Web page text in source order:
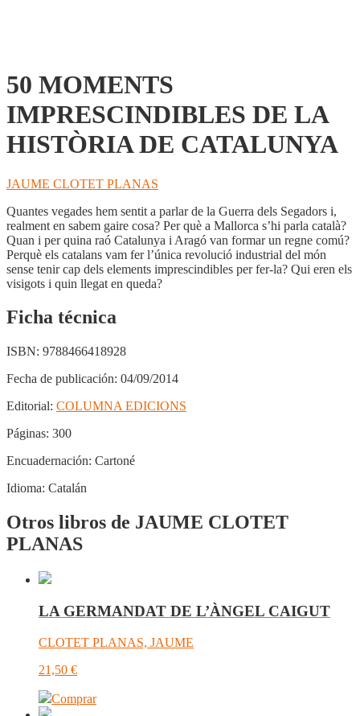
50 MOMENTS
IMPRESCINDIBLES DE LA
HISTÒRIA DE CATALUNYA
JAUME CLOTET PLANAS
Quantes vegades hem sentit a parlar de la Guerra dels Segadors i,
realment en sabem gaire cosa? Per què a Mallorca s’hi parla català?
Quan i per quina raó Catalunya i Aragó van formar un regne comú?
Perquè els catalans vam fer l’única revolució industrial del món
sense tenir cap dels elements imprescindibles per fer-la? Qui eren els
visigots i quin llegat en queda?
Ficha técnica
ISBN: 9788466418928
Fecha de publicación: 04/09/2014
Editorial: COLUMNA EDICIONS
Páginas: 300
Encuadernación: Cartoné
Idioma: Catalán
Otros libros de JAUME CLOTET
PLANAS
LA GERMANDAT DE L’ÀNGEL CAIGUT
CLOTET PLANAS, JAUME
21,50 €
Comprar